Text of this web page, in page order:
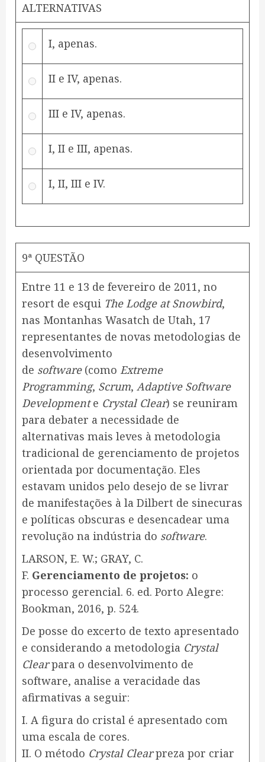
ALTERNATIVAS
I, apenas.
II e IV, apenas.
III e IV, apenas.
I, II e III, apenas.
I, II, III e IV.
9ª QUESTÃO
Entre 11 e 13 de fevereiro de 2011, no
resort de esqui The Lodge at Snowbird,
nas Montanhas Wasatch de Utah, 17
representantes de novas metodologias de
desenvolvimento
de software (como Extreme
Programming, Scrum, Adaptive Software
Developmente Crystal Clear) se reuniram
para debater a necessidade de
alternativas mais leves à metodologia
tradicional de gerenciamento de projetos
orientada por documentação. Eles
estavam unidos pelo desejo de se livrar
de manifestações à la Dilbert de sinecuras
e políticas obscuras e desencadear uma
revolução na indústria do software.
LARSON, E. W.; GRAY, C.
F. Gerenciamento de projetos: o
processo gerencial. 6. ed. Porto Alegre:
Bookman, 2016, p. 524.
De posse do excerto de texto apresentado
e considerando a metodologia Crystal
Clearpara o desenvolvimento de
software, analise a veracidade das
afirmativas a seguir:
I. A figura do cristal é apresentado com
uma escala de cores.
II. O método Crystal Clearpreza por criar